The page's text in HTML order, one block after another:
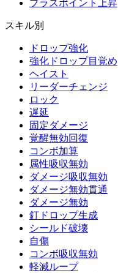
プラスポイント上昇
スキル別
ドロップ強化
強化ドロップ目覚め
ヘイスト
リーダーチェンジ
ロック
遅延
固定ダメージ
覚醒無効回復
コンボ加算
属性吸収無効
ダメージ吸収無効
ダメージ無効貫通
ダメージ無効
釘ドロップ生成
シールド破壊
自傷
コンボ吸収無効
軽減ループ